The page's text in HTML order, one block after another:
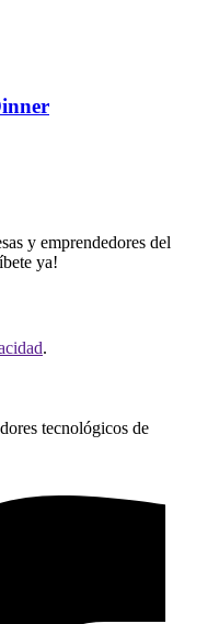
y emprendedores del
ya!
.
tecnológicos de